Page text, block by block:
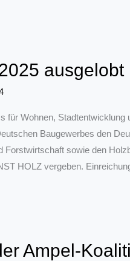
ausgelobt
Wohnen,
Baugewerbes den
sowie den
HOLZ vergeben.
Ampel-